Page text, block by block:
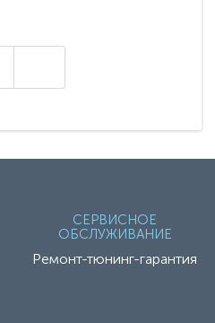
СЕРВИСНОЕ
ОБСЛУЖИВАНИЕ
Ремонт-тюнинг-гарантия